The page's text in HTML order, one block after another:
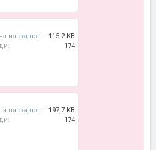
на фајлот:
115,2 KB
174
на фајлот:
197,7 KB
174